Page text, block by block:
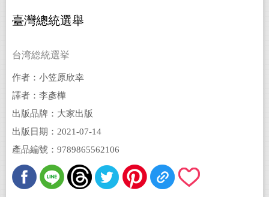
臺灣總統選舉
台湾総統選挙
作者：小笠原欣幸
譯者：李彥樺
出版品牌：大家出版
出版日期：2021-07-14
產品編號：9789865562106